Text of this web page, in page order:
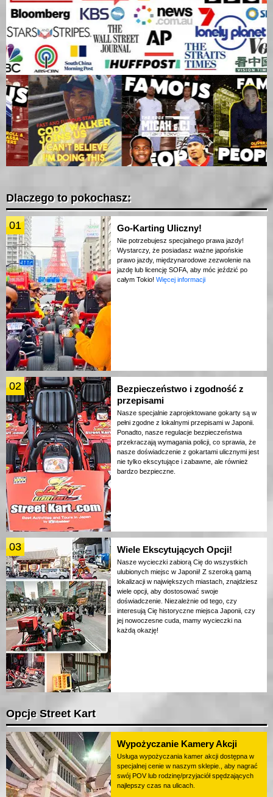
Dlaczego to pokochasz:
01 Go-Karting Uliczny!
Nie potrzebujesz specjalnego prawa jazdy!
Wystarczy, że posiadasz ważne japońskie
prawo jazdy, międzynarodowe zezwolenie na
jazdę lub licencję SOFA, aby móc jeździć po
całym Tokio! Więcej informacji
02
Bezpieczeństwo i zgodność z
przepisami
Nasze specjalnie zaprojektowane gokarty są w
pełni zgodne z lokalnymi przepisami w Japonii.
Ponadto, nasze regulacje bezpieczeństwa
przekraczają wymagania policji, co sprawia, że
nasze doświadczenie z gokartami ulicznymi jest
nie tylko ekscytujące i zabawne, ale również
bardzo bezpieczne.
03 Wiele Ekscytujących Opcji!
Nasze wycieczki zabiorą Cię do wszystkich
ulubionych miejsc w Japonii! Z szeroką gamą
lokalizacji w największych miastach, znajdziesz
wiele opcji, aby dostosować swoje
doświadczenie. Niezależnie od tego, czy
interesują Cię historyczne miejsca Japonii, czy
jej nowoczesne cuda, mamy wycieczki na
każdą okazję!
Opcje Street Kart
Wypożyczanie Kamery Akcji
Usługa wypożyczania kamer akcji dostępna w
specjalnej cenie w naszym sklepie., aby nagrać
swój POV lub rodzinę/przyjaciół spędzających
najlepszy czas na ulicach.